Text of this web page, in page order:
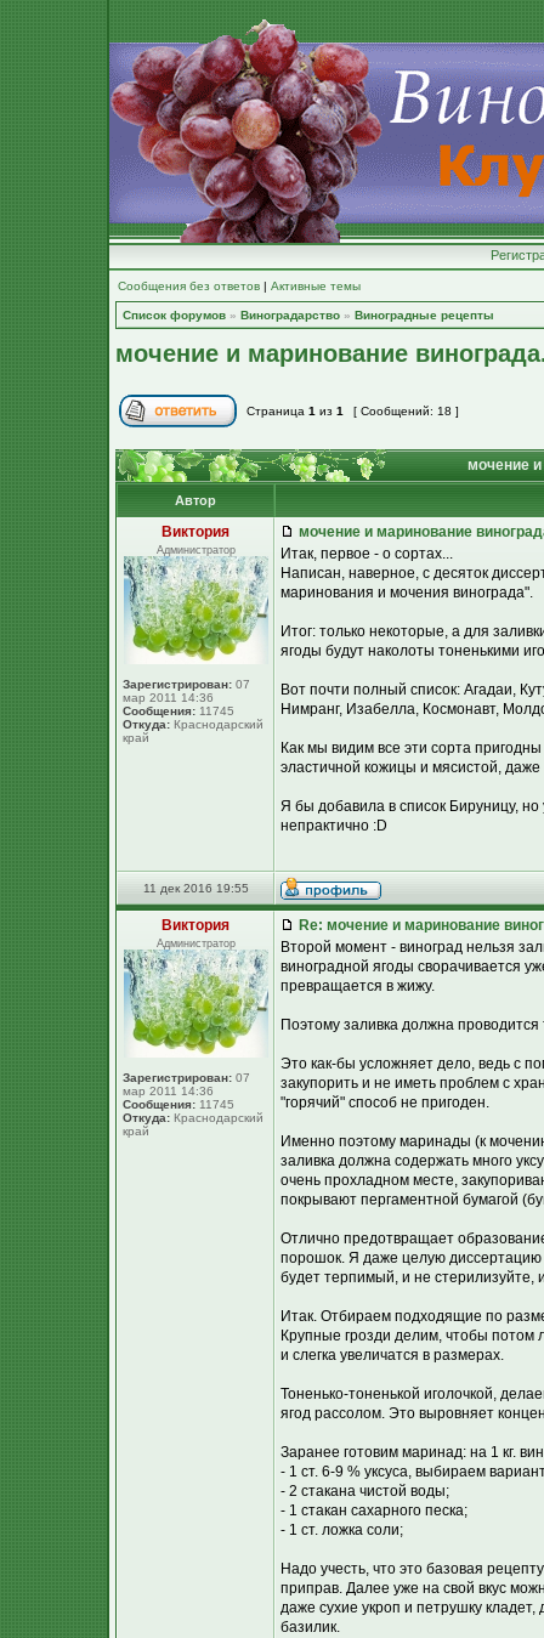
Сообщения без ответов | Активные темы
Список форумов » Виноградарство » Виноградные рецепты
мочение и маринование
Страница 1 из 1 [ Сообщений: 18 ]
мочение
Автор
Виктория
Администратор
Зарегистрирован: 07
мар 2011 14:36
Сообщения: 11745
Откуда: Краснодарский
край
мочение и маринование
Итак, первое - о сортах...
Написан, наверное, с десяток
маринования и мочения винограда".
Итог: только некоторые, а для
ягоды будут наколоты тоненькими
Вот почти полный список: Агадаи,
Нимранг, Изабелла, Космонавт,
Как мы видим все эти сорта
эластичной кожицы и мясистой, даже
Я бы добавила в список Бируницу, но
непрактично :D
11 дек 2016 19:55
Виктория
Администратор
Зарегистрирован: 07
мар 2011 14:36
Сообщения: 11745
Откуда: Краснодарский
край
Re: мочение и маринование
Второй момент - виноград нельзя
виноградной ягоды сворачивается
превращается в жижу.
Поэтому заливка должна
Это как-бы усложняет дело, ведь с
закупорить и не иметь проблем с
"горячий" способ не пригоден.
Именно поэтому маринады (к
заливка должна содержать много
очень прохладном месте,
покрывают пергаментной бумагой
Отлично предотвращает
порошок. Я даже целую диссертацию
будет терпимый, и не стерилизуйте,
Итак. Отбираем подходящие по
Крупные грозди делим, чтобы потом
и слегка увеличатся в размерах.
Тоненько-тоненькой иголочкой,
ягод рассолом. Это выровняет
Заранее готовим маринад: на 1 кг.
- 1 ст. 6-9 % уксуса, выбираем
- 2 стакана чистой воды;
- 1 стакан сахарного песка;
- 1 ст. ложка соли;
Надо учесть, что это базовая
приправ. Далее уже на свой вкус
даже сухие укроп и петрушку
базилик.